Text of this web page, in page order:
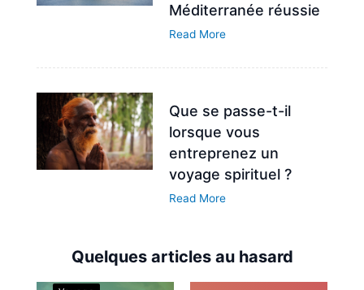
Méditerranée réussie
Read More
Que se passe-t-il
lorsque vous
entreprenez un
voyage spirituel ?
Read More
Quelques articles au hasard